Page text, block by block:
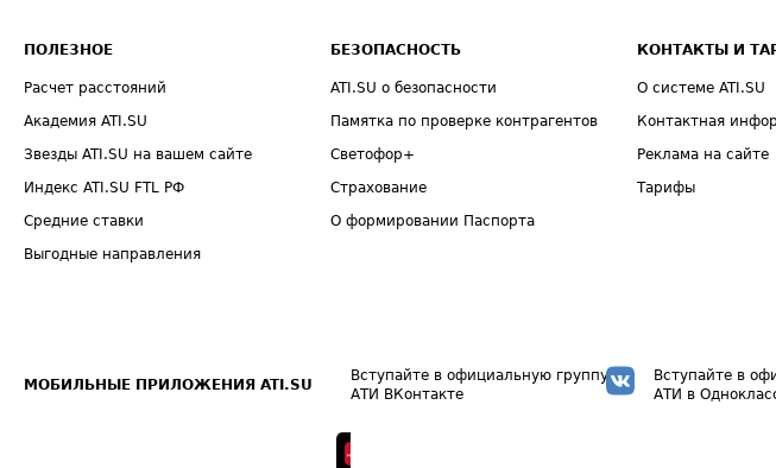
ПОЛЕЗНОЕ
Расчет расстояний
Академия ATI.SU
Звезды ATI.SU на вашем сайте
Индекс ATI.SU FTL РФ
Средние ставки
Выгодные направления
БЕЗОПАСНОСТЬ
ATI.SU о безопасности
Памятка по проверке контрагентов
Светофор+
Страхование
О формировании Паспорта
КОНТАКТЫ И
О системе ATI.SU
Контактная
Реклама на сайте
Тарифы
МОБИЛЬНЫЕ ПРИЛОЖЕНИЯ ATI.SU
Вступайте в официальную группу
АТИ ВКонтакте
Вступайте в
АТИ в